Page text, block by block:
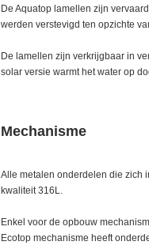
De Aquatop lamellen zijn
werden verstevigd ten opzichte
De lamellen zijn verkrijgbaar in
solar versie warmt het water op
Mechanisme
Alle metalen onderdelen die zich
kwaliteit 316L.
Enkel voor de opbouw
Ecotop mechanisme heeft